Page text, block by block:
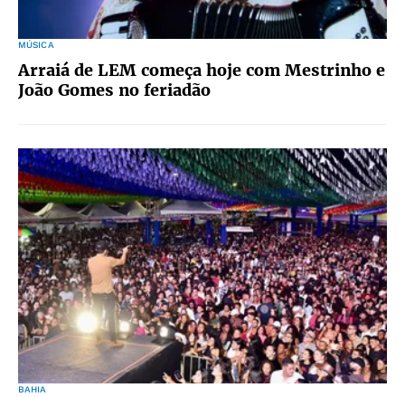
MÚSICA
Arraiá de LEM começa hoje com Mestrinho e
João Gomes no feriadão
BAHIA